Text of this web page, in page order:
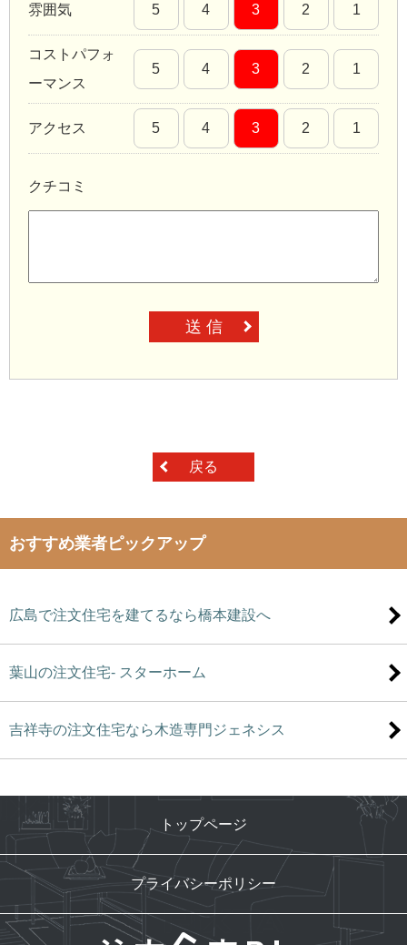
雰囲気 5 4 3 2 1
コストパフォ
ーマンス
5 4 3 2 1
アクセス 5 4 3 2 1
クチコミ
送 信
戻る
おすすめ業者ピックアップ
広島で注文住宅を建てるなら橋本建設へ
葉山の注文住宅- スターホーム
吉祥寺の注文住宅なら木造専門ジェネシス
トップページ
プライバシーポリシー